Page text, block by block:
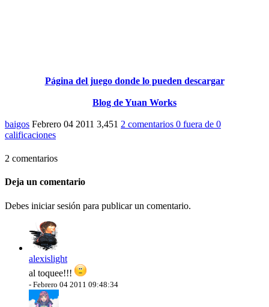
Página del juego donde lo pueden descargar
Blog de Yuan Works
baigos Febrero 04 2011 3,451 2 comentarios 0 fuera de 0
calificaciones
2 comentarios
Deja un comentario
Debes iniciar sesión para publicar un comentario.
alexislight
al toquee!!!
- Febrero 04 2011 09:48:34